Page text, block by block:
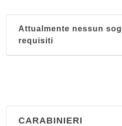
Attualmente nessun
requisiti
CARABINIERI